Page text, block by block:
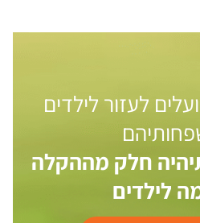
לעזור לילדים
חלק מההקלה
לילדים